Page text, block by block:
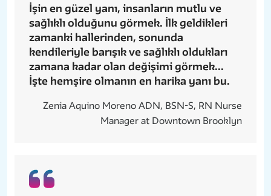
İşin en güzel yanı, insanların mutlu ve
sağlıklı olduğunu görmek. İlk geldikleri
zamanki hallerinden, sonunda
kendileriyle barışık ve sağlıklı oldukları
zamana kadar olan değişimi görmek...
İşte hemşire olmanın en harika yanı bu.
Zenia Aquino Moreno ADN, BSN-S, RN Nurse
Manager at Downtown Brooklyn